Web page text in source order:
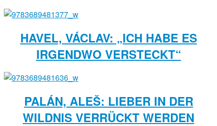
HAVEL, VÁCLAV: „ICH HABE ES
IRGENDWO VERSTECKT“
PALÁN, ALEŠ: LIEBER IN DER
WILDNIS VERRÜCKT WERDEN